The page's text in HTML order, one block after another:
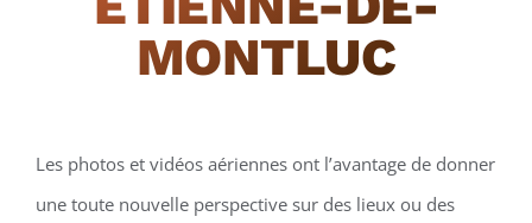
MONTLUC
Les photos et vidéos aériennes ont l’avantage de donner
une toute nouvelle perspective sur des lieux ou des